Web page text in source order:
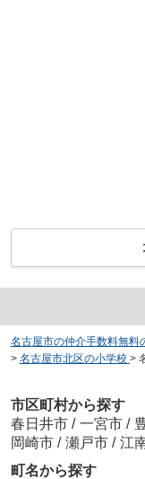
名古屋市の仲介手数料無料
> 名古屋市北区の小学校 >
市区町村から探す
春日井市 / 一宮市 /
岡崎市 / 瀬戸市 / 江
町名から探す